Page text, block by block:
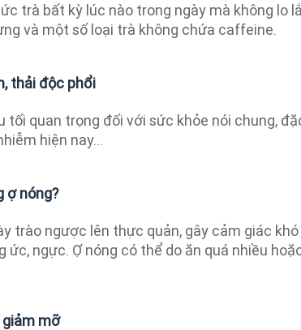
trà bất kỳ lúc nào trong ngày mà không lo
và một số loại trà không chứa caffeine.
thải độc phổi
tối quan trọng đối với sức khỏe nói chung,
hiện nay...
ợ nóng?
trào ngược lên thực quản, gây cảm giác khó
ức, ngực. Ợ nóng có thể do ăn quá nhiều
giảm mỡ